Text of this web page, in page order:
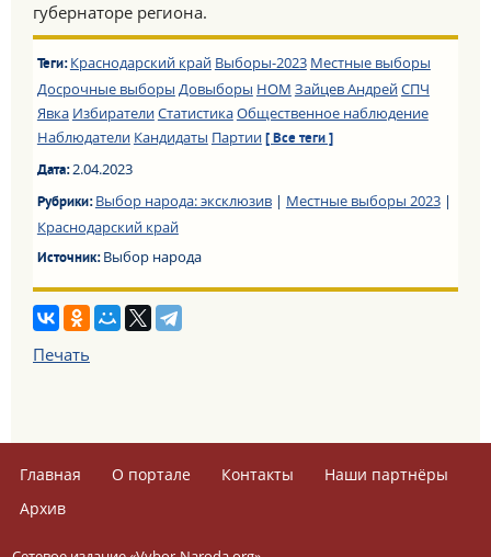
губернаторе региона.
Теги: Краснодарский край Выборы-2023 Местные выборы
Досрочные выборы Довыборы НОМ Зайцев АндрейСПЧ
Явка ИзбирателиСтатистикаОбщественное наблюдение
Наблюдатели Кандидаты Партии [ Все теги ]
Дата:2.04.2023
Рубрики:Выбор народа: эксклюзив| Местные выборы 2023|
Краснодарский край
Источник:Выбор народа
Печать
Главная О портале Контакты
Наши партнёры
Архив